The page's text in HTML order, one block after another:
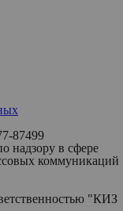
87499
надзору в сфере
коммуникаций
"КИЗ